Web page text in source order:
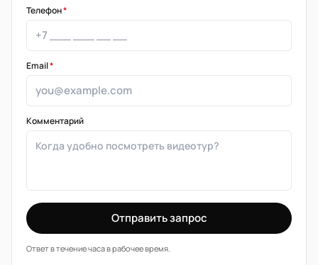
Телефон*
Email*
Комментарий
Отправить запрос
Ответ в течение часа в рабочее время.